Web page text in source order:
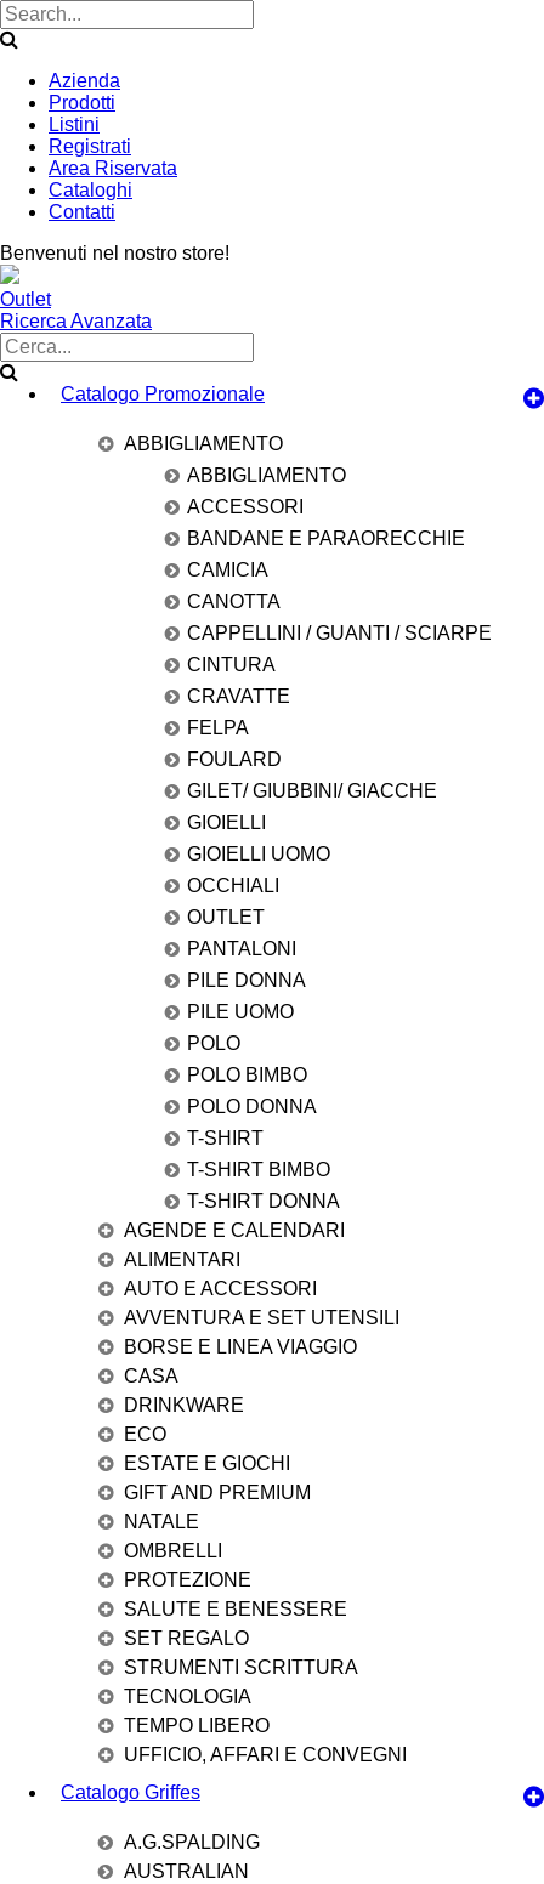
Azienda
Prodotti
Listini
Registrati
Area Riservata
Cataloghi
Contatti
Benvenuti nel nostro store!
Outlet
Ricerca Avanzata
Catalogo Promozionale
ABBIGLIAMENTO
ABBIGLIAMENTO
ACCESSORI
BANDANE E PARAORECCHIE
CAMICIA
CANOTTA
CAPPELLINI / GUANTI / SCIARPE
CINTURA
CRAVATTE
FELPA
FOULARD
GILET/ GIUBBINI/ GIACCHE
GIOIELLI
GIOIELLI UOMO
OCCHIALI
OUTLET
PANTALONI
PILE DONNA
PILE UOMO
POLO
POLO BIMBO
POLO DONNA
T-SHIRT
T-SHIRT BIMBO
T-SHIRT DONNA
AGENDE E CALENDARI
ALIMENTARI
AUTO E ACCESSORI
AVVENTURA E SET UTENSILI
BORSE E LINEA VIAGGIO
CASA
DRINKWARE
ECO
ESTATE E GIOCHI
GIFT AND PREMIUM
NATALE
OMBRELLI
PROTEZIONE
SALUTE E BENESSERE
SET REGALO
STRUMENTI SCRITTURA
TECNOLOGIA
TEMPO LIBERO
UFFICIO, AFFARI E CONVEGNI
Catalogo Griffes
A.G.SPALDING
AUSTRALIAN